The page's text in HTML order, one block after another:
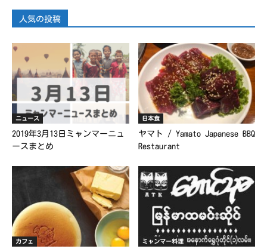
人気の投稿
ニュース
2019年3月13日ミャンマーニュ
ースまとめ
日本食
ヤマト / Yamato Japanese BBQ
Restaurant
カフェ ミャンマー料理